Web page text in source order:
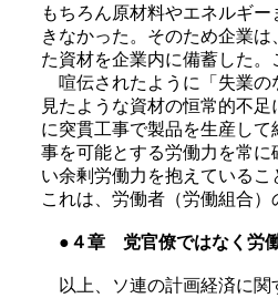
もちろん原材料やエネルギ
きなかった。そのため企業
た資材を企業内に備蓄した
喧伝されたように「失業の
見たような資材の恒常的不
に突貫工事で製品を生産し
事を可能とする労働力を常
い余剰労働力を抱えている
これは、労働者（労働組合
●４章 党官僚ではなく労
以上、ソ連の計画経済に関